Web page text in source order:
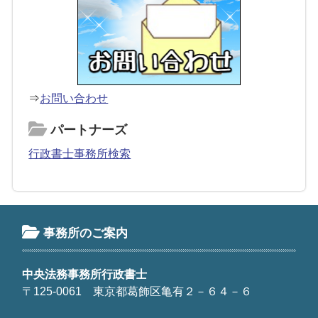
⇒お問い合わせ
パートナーズ
行政書士事務所検索
事務所のご案内
中央法務事務所行政書士
〒125-0061 東京都葛飾区亀有２－６４－６